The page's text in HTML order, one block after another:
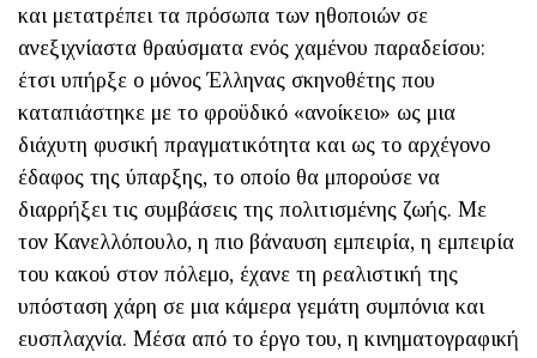
και μετατρέπει τα πρόσωπα των ηθοποιών σε
ανεξιχνίαστα θραύσματα ενός χαμένου παραδείσου:
έτσι υπήρξε ο μόνος Έλληνας σκηνοθέτης που
καταπιάστηκε με το φροϋδικό «ανοίκειο» ως μια
διάχυτη φυσική πραγματικότητα και ως το αρχέγονο
έδαφος της ύπαρξης, το οποίο θα μπορούσε να
διαρρήξει τις συμβάσεις της πολιτισμένης ζωής. Με
τον Κανελλόπουλο, η πιο βάναυση εμπειρία, η εμπειρία
του κακού στον πόλεμο, έχανε τη ρεαλιστική της
υπόσταση χάρη σε μια κάμερα γεμάτη συμπόνια και
ευσπλαχνία. Μέσα από το έργο του, η κινηματογραφική